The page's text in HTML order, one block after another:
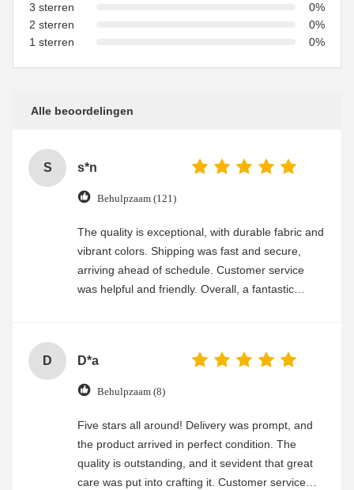
3 sterren
0%
2 sterren
0%
1 sterren
0%
Alle beoordelingen
S s*n
Behulpzaam (121)
The quality is exceptional, with durable fabric and
vibrant colors. Shipping was fast and secure,
arriving ahead of schedule. Customer service
was helpful and friendly. Overall, a fantastic
D D*a
Behulpzaam (8)
Five stars all around! Delivery was prompt, and
the product arrived in perfect condition. The
quality is outstanding, and it sevident that great
care was put into crafting it. Customer service